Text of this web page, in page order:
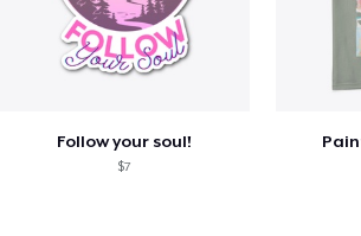
Follow your soul!
$7